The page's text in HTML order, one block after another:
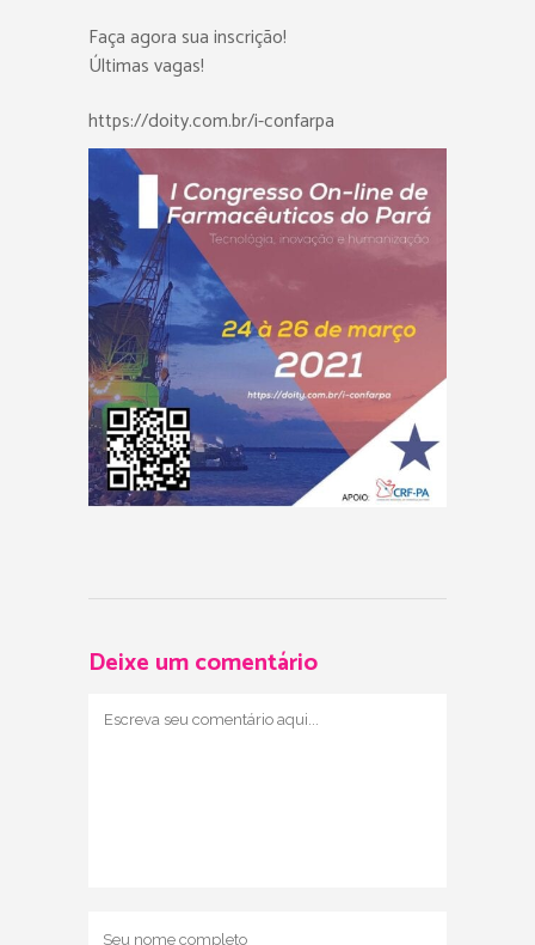
Faça agora sua inscrição!
Últimas vagas!
https://doity.com.br/i-confarpa
Deixe um comentário